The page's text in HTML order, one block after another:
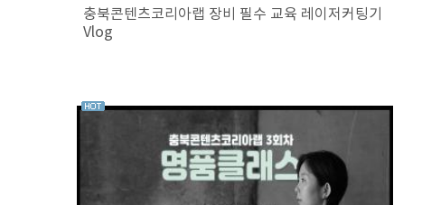
충북콘텐츠코리아랩 장비 필수 교육 레이저커팅기
Vlog